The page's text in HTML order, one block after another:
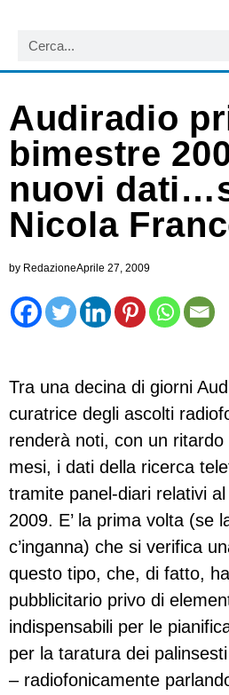
Audiradio
bimestre
nuovi
Nicola
by RedazioneAprile 27, 2009
Tra una decina di giorni
curatrice degli ascolti
renderà noti, con un ritardo
mesi, i dati della ricerca
tramite panel-diari relativi
2009. E’ la prima volta (se
c’inganna) che si verifica
questo tipo, che, di fatto,
pubblicitario privo di
indispensabili per le
per la taratura dei
– radiofonicamente